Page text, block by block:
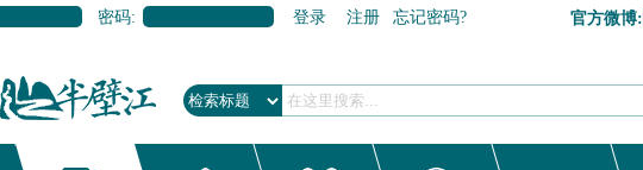
密码: 登录 注册 忘记密码? 官方微博: